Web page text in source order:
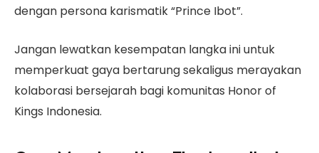
dengan persona karismatik “Prince Ibot”.
Jangan lewatkan kesempatan langka ini untuk
memperkuat gaya bertarung sekaligus merayakan
kolaborasi bersejarah bagi komunitas Honor of
Kings Indonesia.